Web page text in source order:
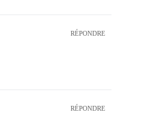
RÉPONDRE
RÉPONDRE